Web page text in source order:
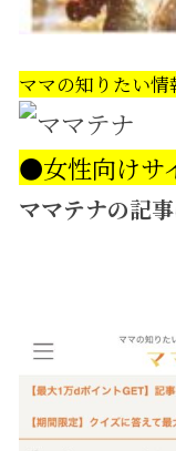
ママの知りたい
●女性向けサ
ママテナの記